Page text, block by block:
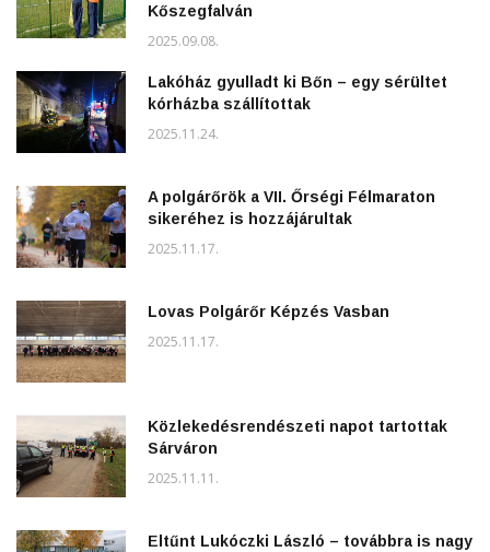
Kőszegfalván
2025.09.08.
Lakóház gyulladt ki Bőn – egy sérültet
kórházba szállítottak
2025.11.24.
A polgárőrök a VII. Őrségi Félmaraton
sikeréhez is hozzájárultak
2025.11.17.
Lovas Polgárőr Képzés Vasban
2025.11.17.
Közlekedésrendészeti napot tartottak
Sárváron
2025.11.11.
Eltűnt Lukóczki László – továbbra is nagy